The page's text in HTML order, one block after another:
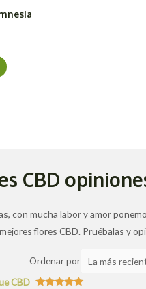
CBD
con mucha labor y amor
flores CBD. Pruébalas y
Ordenar por Ordenar
las
CBD